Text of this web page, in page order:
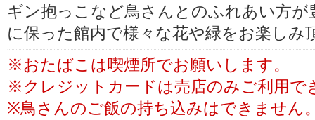
ギン抱っこなど鳥さんとのふれあい方が
に保った館内で様々な花や緑をお楽しみ
※おたばこは喫煙所でお願いします。
※クレジットカードは売店のみご利用で
※鳥さんのご飯の持ち込みはできません